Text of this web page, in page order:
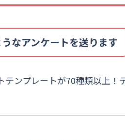
なアンケートを送ります
テンプレートが70種類以上